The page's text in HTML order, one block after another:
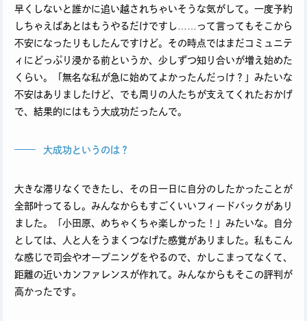
早くしないと誰かに追い越されちゃいそうな気がして。一度予約
しちゃえばあとはもうやるだけですし……って言ってもそこから
不安になったりもしたんですけど。その時点ではまだコミュニテ
ィにどっぷり浸かる前というか、少しずつ知り合いが増え始めた
くらい。「無名な私が急に始めてよかったんだっけ？」みたいな
不安はありましたけど、でも周りの人たちが支えてくれたおかげ
で、結果的にはもう大成功だったんで。
大成功というのは？
大きな滞りなくできたし、その日一日に自分のしたかったことが
全部叶ってるし。みんなからもすごくいいフィードバックがあり
ました。「小田原、めちゃくちゃ楽しかった！」みたいな。自分
としては、人と人をうまくつなげた感覚がありました。私もこん
な感じで司会やオープニングをやるので、かしこまってなくて、
距離の近いカンファレンスが作れて。みんなからもそこの評判が
高かったです。